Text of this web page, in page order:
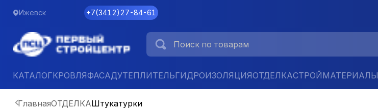
Ижевск +7(3412)27-84-61
КАТАЛОГКРОВЛЯФАСАДУТЕПЛИТЕЛЬГИДРОИЗОЛЯЦИЯОТДЕЛКАСТРОЙМАТЕРИАЛЫ
ГлавнаяОТДЕЛКАШтукатурки